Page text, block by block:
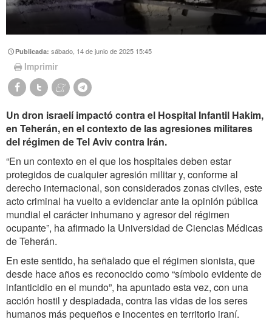
Publicada:sábado, 14 de junio de 2025 15:45
Imprimir
Un dron israelí impactó contra el Hospital Infantil Hakim,
en Teherán, en el contexto de las agresiones militares
del régimen de Tel Aviv contra Irán.
“En un contexto en el que los hospitales deben estar
protegidos de cualquier agresión militar y, conforme al
derecho internacional, son considerados zonas civiles, este
acto criminal ha vuelto a evidenciar ante la opinión pública
mundial el carácter inhumano y agresor del régimen
ocupante”, ha afirmado la Universidad de Ciencias Médicas
de Teherán.
En este sentido, ha señalado que el régimen sionista, que
desde hace años es reconocido como “símbolo evidente de
infanticidio en el mundo”, ha apuntado esta vez, con una
acción hostil y despiadada, contra las vidas de los seres
humanos más pequeños e inocentes en territorio iraní.